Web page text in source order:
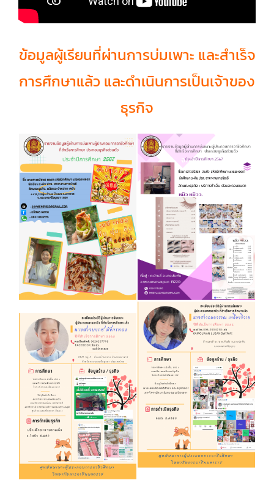
ข้อมูลผู้เรียนที่ผ่านการบ่มเพาะ และสำเร็จ
การศึกษาแล้ว และดำเนินการเป็นเจ้าของ
ธุรกิจ